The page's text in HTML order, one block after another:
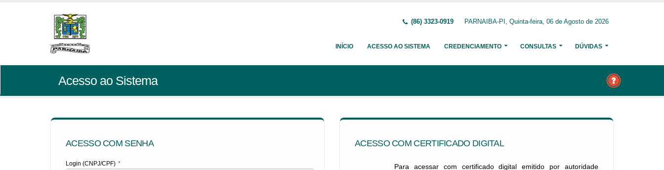
(86) 3323-0919 PARNAIBA-PI, Quinta-feira, 06 de Agosto de 2026
INÍCIO ACESSO AO SISTEMA CREDENCIAMENTO CONSULTAS DÚVIDAS
Acesso ao Sistema
ACESSO COM SENHA
Login (CNPJ/CPF) *
ACESSO COM CERTIFICADO DIGITAL
Para acessar com certificado digital emitido por autoridade